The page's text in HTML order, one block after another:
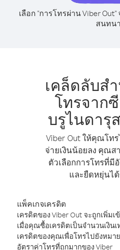
เลือก "การโทรผ่าน Viber
สนทนา
เคล็ดลับส
โทรจากซี
บรูไนดารุ
Viber Out ให้คุณโท
จ่ายเงินน้อยลง คุณส
ตัวเลือกการโทรที่มี
และยืดหยุ่นได้
แพ็คเกจเครดิต
เครดิตของ Viber Out จะถูกเพิ่ม
เมื่อคุณซื้อเครดิตเป็นจำนวนเงิน
เครดิตของคุณเพื่อโทรไปยังหมา
อัตราค่าโทรที่ถูกมากของ Viber